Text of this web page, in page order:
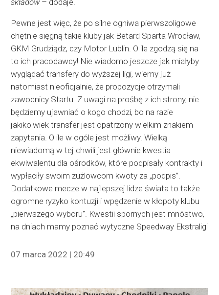
składów– dodaje.
Pewne jest więc, że po silne ogniwa pierwszoligowe
chętnie sięgną takie kluby jak Betard Sparta Wrocław,
GKM Grudziądz, czy Motor Lublin. O ile zgodzą się na
to ich pracodawcy! Nie wiadomo jeszcze jak miałyby
wyglądać transfery do wyższej ligi, wiemy już
natomiast nieoficjalnie, że propozycje otrzymali
zawodnicy Startu. Z uwagi na prośbę z ich strony, nie
będziemy ujawniać o kogo chodzi, bo na razie
jakikolwiek transfer jest opatrzony wielkim znakiem
zapytania. O ile w ogóle jest możliwy. Wielką
niewiadomą w tej chwili jest głównie kwestia
ekwiwalentu dla ośrodków, które podpisały kontrakty i
wypłaciły swoim żużlowcom kwoty za „podpis”.
Dodatkowe mecze w najlepszej lidze świata to także
ogromne ryzyko kontuzji i wpędzenie w kłopoty klubu
„pierwszego wyboru”. Kwestii spornych jest mnóstwo,
na dniach mamy poznać wytyczne Speedway Ekstraligi
07 marca 2022 | 20:49